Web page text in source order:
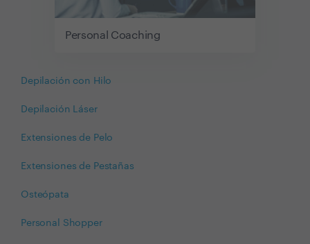
Personal Coaching
Depilación con Hilo
Depilación Láser
Extensiones de Pelo
Extensiones de Pestañas
Osteópata
Personal Shopper